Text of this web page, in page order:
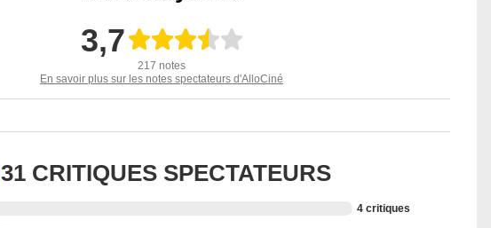
3,7
217 notes
En savoir plus sur les notes spectateurs d'AlloCiné
31 CRITIQUES SPECTATEURS
4 critiques